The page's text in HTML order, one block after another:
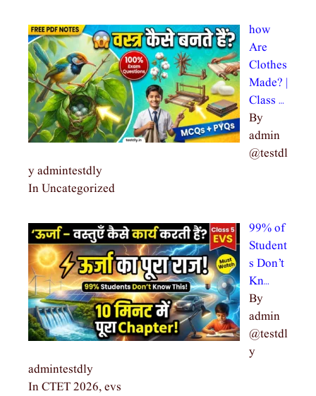
how
Are
Clothes
Made? |
Class …
By
admin
@testdl
y admintestdly
In Uncategorized
99% of
Student
s Don’t
Kn…
By
admin
@testdl
y
admintestdly
In CTET 2026, evs